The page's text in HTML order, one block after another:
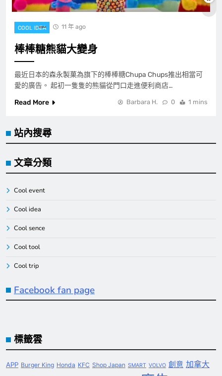
COOL IDEA 11 年 ago
棒棒糖熊貓大變身
最近日本的森永製菓為旗下的棒棒糖Chupa Chups推出相當可
愛的廣告。 起初一隻隻的熊貓從門口走進便利商店…
Read More
Barbara H. 0 1 mins
站內搜尋
文章分類
Cool event
Cool idea
Cool sence
Cool tool
Cool trip
Facebook fan page
標籤雲
APP Burger King Honda KFC Shop Japan SMART VOLVO 創意 加拿大